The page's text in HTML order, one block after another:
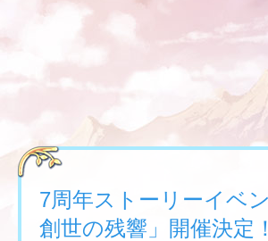
7周年ストーリーイベ
創世の残響」開催決定